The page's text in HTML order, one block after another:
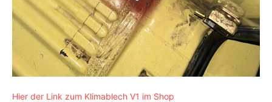
Hier der Link zum Klimablech V1 im Shop